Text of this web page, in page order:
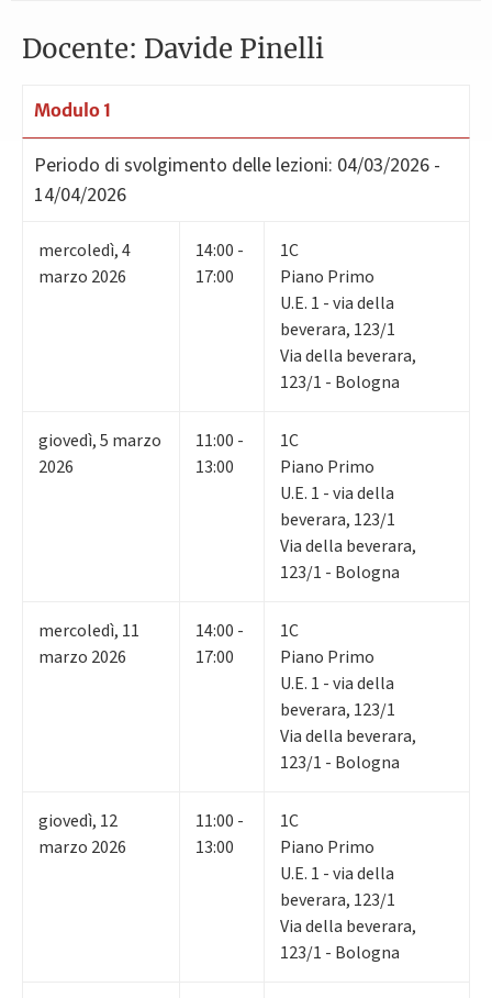
Docente: Davide Pinelli
Modulo 1
Periodo di svolgimento delle lezioni: 04/03/2026 -
14/04/2026
mercoledì,4
marzo 2026
14:00 -
17:00
1C
Piano Primo
U.E. 1 - via della
beverara, 123/1
Via della beverara,
123/1 - Bologna
giovedì,5 marzo
2026
11:00 -
13:00
1C
Piano Primo
U.E. 1 - via della
beverara, 123/1
Via della beverara,
123/1 - Bologna
mercoledì, 11
marzo 2026
14:00 -
17:00
1C
Piano Primo
U.E. 1 - via della
beverara, 123/1
Via della beverara,
123/1 - Bologna
giovedì, 12
marzo 2026
11:00 -
13:00
1C
Piano Primo
U.E. 1 - via della
beverara, 123/1
Via della beverara,
123/1 - Bologna